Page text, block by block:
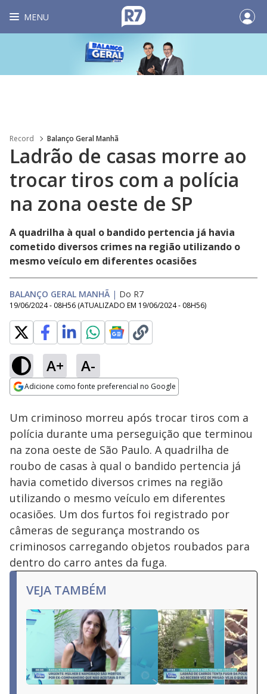
MENU
Record Balanço Geral Manhã
Ladrão de casas morre ao
trocar tiros com a polícia
na zona oeste de SP
A quadrilha à qual o bandido pertencia já havia
cometido diversos crimes na região utilizando o
mesmo veículo em diferentes ocasiões
BALANÇO GERAL MANHÃ | Do R7
19/06/2024 - 08H56 (ATUALIZADO EM 19/06/2024 - 08H56)
A+ A-
Adicione como fonte preferencial no Google
fim do
relacionamento e
mata ex-mulher e
namorado dela em
Cromínia (GO)
Ativar
Loaded:
39.77%
Um criminoso morreu após trocar tiros com a
polícia durante uma perseguição que terminou
na zona oeste de São Paulo. A quadrilha de
roubo de casas à qual o bandido pertencia já
havia cometido diversos crimes na região
utilizando o mesmo veículo em diferentes
ocasiões. Um dos furtos foi registrado por
câmeras de segurança mostrando os
criminosos carregando objetos roubados para
dentro do carro antes da fuga.
VEJA TAMBÉM